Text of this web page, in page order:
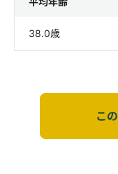
38.0歳
こ